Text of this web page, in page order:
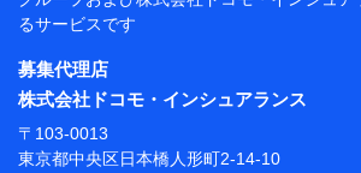
るサービスです
募集代理店
株式会社ドコモ・インシュアランス
〒103-0013
東京都中央区日本橋人形町2-14-10